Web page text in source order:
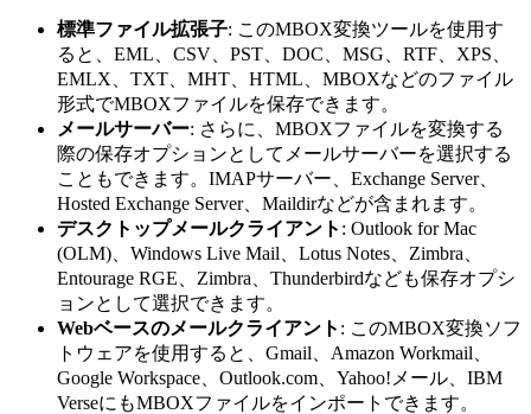
標準ファイル拡張子: このMBOX変換ツールを使用す
ると、EML、CSV、PST、DOC、MSG、RTF、XPS、
EMLX、TXT、MHT、HTML、MBOXなどのファイル
形式でMBOXファイルを保存できます。
メールサーバー: さらに、MBOXファイルを変換する
際の保存オプションとしてメールサーバーを選択する
こともできます。IMAPサーバー、Exchange Server、
Hosted Exchange Server、Maildirなどが含まれます。
デスクトップメールクライアント : Outlook for Mac
(OLM)、Windows Live Mail、Lotus Notes、Zimbra、
Entourage RGE、Zimbra、Thunderbirdなども保存オプシ
ョンとして選択できます。
Webベースのメールクライアント : このMBOX変換ソフ
トウェアを使用すると、Gmail、Amazon Workmail、
Google Workspace、Outlook.com、Yahoo!メール、IBM
VerseにもMBOXファイルをインポートできます。